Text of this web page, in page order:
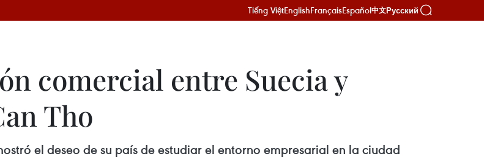
Tiếng ViệtEnglishFrançaisEspañol中文Русский
comercial entre Suecia y
Tho
el deseo de su país de estudiar el entorno empresarial en la ciudad